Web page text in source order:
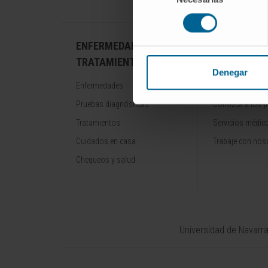
consentimiento
Denegar
ENFERMEDADES Y
TRATAMIENTOS
Enfermedades
Pruebas diagnósticas
Tratamientos
Cuidados en casa
Chequeos y salud
NUESTROS
Conozca a los
Servicios
Trabaje con
Universidad de Navarra